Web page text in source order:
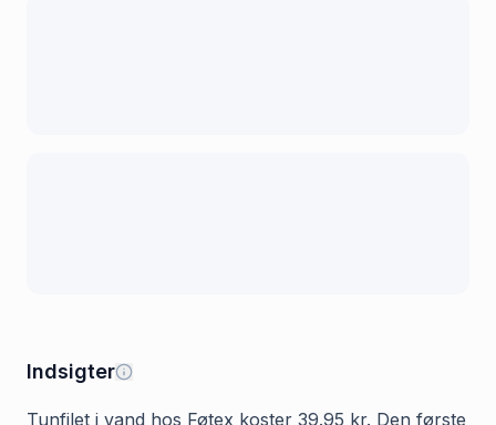
Indsigter
Tunfilet i vand hos Føtex koster 39.95 kr. Den første